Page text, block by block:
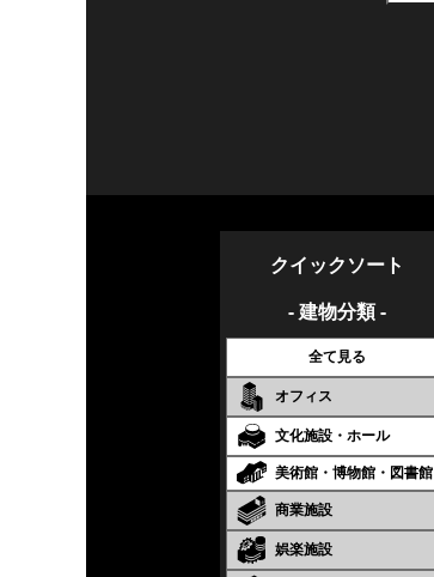
クイックソート
- 建物分類 -
全て見る
オフィス
文化施設・ホール
美術館・博物館・図書館
商業施設
娯楽施設